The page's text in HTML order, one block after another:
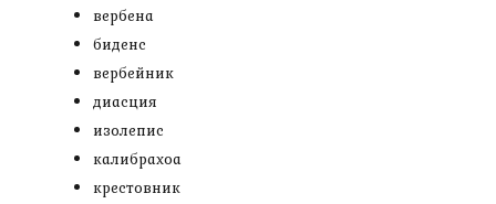
вербена
биденс
вербейник
диасция
изолепис
калибрахоа
крестовник